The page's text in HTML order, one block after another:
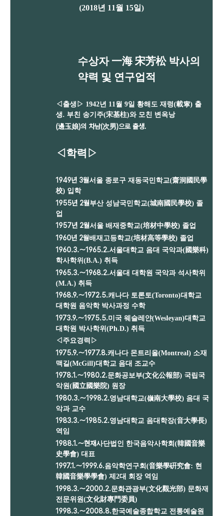
(2018년 11월 15일)
수상자 一海 宋芳松 박사의
약력 및 연구업적
◁ 출생 ▷ 1942년 11월 9일 황해도 재령(載寧) 출
생. 부친 송기주(宋基柱)와 모친 변옥낭
(邊玉娘)의 차남(次男)으로 출생.
◁ 학력 ▷
1949년 3월서울 종로구 재동국민학교(齋洞國民學
校) 입학
1955년 2월부산 성남국민학교(城南國民學校) 졸
업
1957년 2월서울 배재중학교(培材中學校) 졸업
1960년 2월배재고등학교(培材高等學校) 졸업
1960.3.～1965.2.서울대학교 음대 국악과(國樂科)
학사학위(B.A.) 취득
1965.3.～1968.2.서울대 대학원 국악과 석사학위
(M.A.) 취득
1968.9.～1972.5.캐나다 토론토(Toronto)대학교
대학원 음악학 박사과정 수학
1973.9.～1975.5.미국 웨슬레얀(Wesleyan)대학교
대학원 박사학위(Ph.D.) 취득
◁ 주요경력 ▷
1975.9.～1977.8.캐나다 몬트리올(Montreal) 소재
맥길(McGill)대학교 음대 조교수
1978.1.～1980.2.문화공보부(文化公報部) 국립국
악원(國立國樂院) 원장
1980.3.～1998.2.영남대학교(嶺南大學校) 음대 국
악과 교수
1983.3.～1985.2.영남대학교 음대학장(音大學長)
역임
1988.1.～현재사단법인 한국음악사학회(韓國音樂
史學會) 대표
1997.1.～1999.6.음악학연구회(音樂學硏究會: 현
韓國音樂學學會) 제2대 회장 역임
1998.3.～2000.2.문화관광부(文化觀光部) 문화재
전문위원(文化財專門委員)
1998.3.～2008.8.한국예술종합학교 전통예술원